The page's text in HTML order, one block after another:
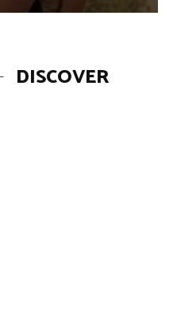
DISCOVER